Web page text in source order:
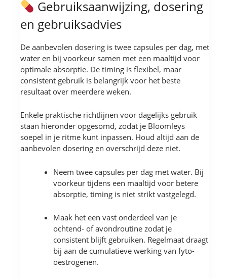
Gebruiksaanwijzing, dosering
en gebruiksadvies
De aanbevolen dosering is twee capsules per dag, met
water en bij voorkeur samen met een maaltijd voor
optimale absorptie. De timing is flexibel, maar
consistent gebruik is belangrijk voor het beste
resultaat over meerdere weken.
Enkele praktische richtlijnen voor dagelijks gebruik
staan hieronder opgesomd, zodat je Bloomleys
soepel in je ritme kunt inpassen. Houd altijd aan de
aanbevolen dosering en overschrijd deze niet.
Neem twee capsules per dag met water. Bij
voorkeur tijdens een maaltijd voor betere
absorptie, timing is niet strikt vastgelegd.
Maak het een vast onderdeel van je
ochtend- of avondroutine zodat je
consistent blijft gebruiken. Regelmaat draagt
bij aan de cumulatieve werking van fyto-
oestrogenen.